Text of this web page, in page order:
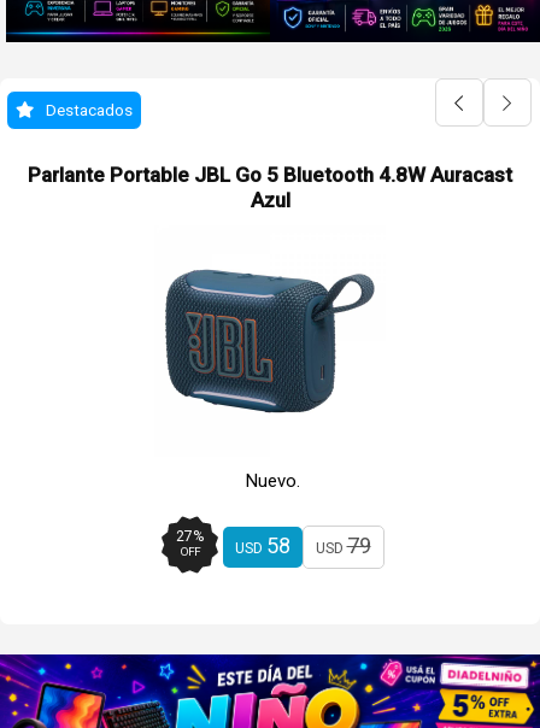
Destacados
Parlante Portable JBL Go 5 Bluetooth 4.8W Auracast
Azul
Nuevo.
27%
OFF USD 58 USD79